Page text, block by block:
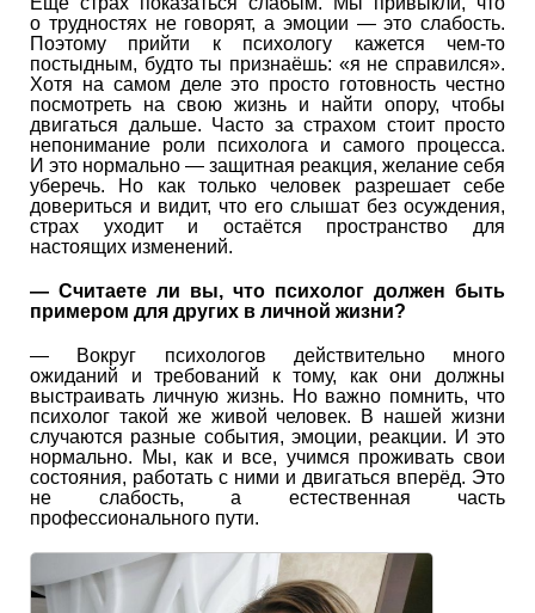
о трудностях не говорят, а эмоции — это слабость.
Поэтому прийти к психологу кажется чем-то
постыдным, будто ты признаёшь: «я не справился».
Хотя на самом деле это просто готовность честно
посмотреть на свою жизнь и найти опору, чтобы
двигаться дальше. Часто за страхом стоит просто
непонимание роли психолога и самого процесса.
И это нормально — защитная реакция, желание себя
уберечь. Но как только человек разрешает себе
довериться и видит, что его слышат без осуждения,
страх уходит и остаётся пространство для
настоящих изменений.
— Считаете ли вы, что психолог должен быть
примером для других в личной жизни?
— Вокруг психологов действительно много
ожиданий и требований к тому, как они должны
выстраивать личную жизнь. Но важно помнить, что
психолог такой же живой человек. В нашей жизни
случаются разные события, эмоции, реакции. И это
нормально. Мы, как и все, учимся проживать свои
состояния, работать с ними и двигаться вперёд. Это
не слабость, а естественная часть
профессионального пути.